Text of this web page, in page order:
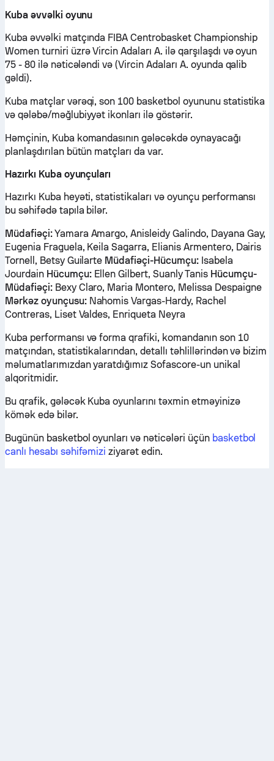
Kuba əvvəlki oyunu
Kuba əvvəlki matçında FIBA Centrobasket Championship
Women turniri üzrə Vircin Adaları A. ilə qarşılaşdı və oyun
75 - 80 ilə nəticələndi və (Vircin Adaları A. oyunda qalib
gəldi).
Kuba matçlar vərəqi, son 100 basketbol oyununu statistika
və qələbə/məğlubiyyət ikonları ilə göstərir.
Həmçinin, Kuba komandasının gələcəkdə oynayacağı
planlaşdırılan bütün matçları da var.
Hazırkı Kuba oyunçuları
Hazırkı Kuba heyəti, statistikaları və oyunçu performansı
bu səhifədə tapıla bilər.
Müdafiəçi:Yamara Amargo, Anisleidy Galindo, Dayana Gay,
Eugenia Fraguela, Keila Sagarra, Elianis Armentero, Dairis
Tornell, Betsy Guilarte Müdafiəçi-Hücumçu:Isabela
Jourdain Hücumçu:Ellen Gilbert, Suanly Tanis Hücumçu-
Müdafiəçi:Bexy Claro, Maria Montero, Melissa Despaigne
Mərkəz oyunçusu:Nahomis Vargas-Hardy, Rachel
Contreras, Liset Valdes, Enriqueta Neyra
Kuba performansı və forma qrafiki, komandanın son 10
matçından, statistikalarından, detallı təhlillərindən və bizim
məlumatlarımızdan yaratdığımız Sofascore-un unikal
alqoritmidir.
Bu qrafik, gələcək Kuba oyunlarını təxmin etməyinizə
kömək edə bilər.
Bugünün basketbol oyunları və nəticələri üçün basketbol
canlı hesabı səhifəmizi ziyarət edin.